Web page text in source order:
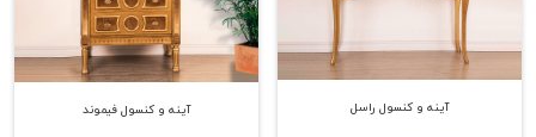
آینه و کنسول راسل آینه و کنسول فیموند